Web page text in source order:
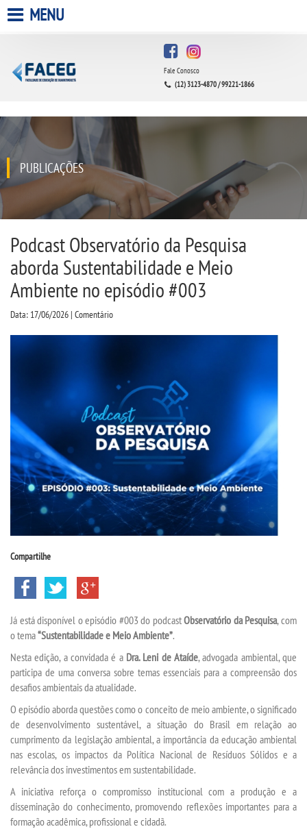
A FACULDADE
QUEM SOMOS
INFRAESTRUTURA
BIBLIOTECA
CPA
CPSA
CURSOS
BACHARELADOS
LICENCIATURAS
TECNOLÓGICOS
VESTIBULAR
SEGUNDA GRADUAÇÃO
MATRÍCULA
EDITAL
PUBLICAÇÕES
MENU
Fale Conosco
(12) 3123-4870 / 99221-1866
PUBLICAÇÕES
Podcast Observatório da Pesquisa
aborda Sustentabilidade e Meio
Ambiente no episódio #003
Data: 17/06/2026 | Comentário
Compartilhe
Já está disponível o episódio #003 do podcastObservatório da Pesquisa, com
o tema“Sustentabilidade e Meio Ambiente”.
Nesta edição, a convidada é a Dra. Leni de Ataíde, advogada ambiental, que
participa de uma conversa sobre temas essenciais para a compreensão dos
desafios ambientais da atualidade.
O episódio aborda questões como o conceito de meio ambiente, o significado
de desenvolvimento sustentável, a situação do Brasil em relação ao
cumprimento da legislação ambiental, a importância da educação ambiental
nas escolas, os impactos da Política Nacional de Resíduos Sólidos e a
relevância dos investimentos em sustentabilidade.
A iniciativa reforça o compromisso institucional com a produção e a
disseminação do conhecimento, promovendo reflexões importantes para a
formação acadêmica, profissional e cidadã.